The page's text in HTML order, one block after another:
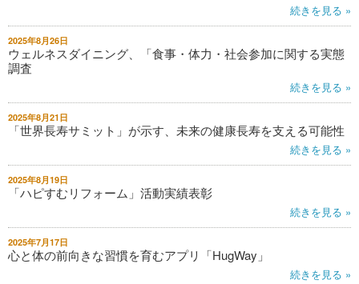
続きを見る »
2025年8月26日
ウェルネスダイニング、「食事・体力・社会参加に関する実態
調査
続きを見る »
2025年8月21日
「世界長寿サミット」が示す、未来の健康長寿を支える可能性
続きを見る »
2025年8月19日
「ハピすむリフォーム」活動実績表彰
続きを見る »
2025年7月17日
心と体の前向きな習慣を育むアプリ「HugWay」
続きを見る »